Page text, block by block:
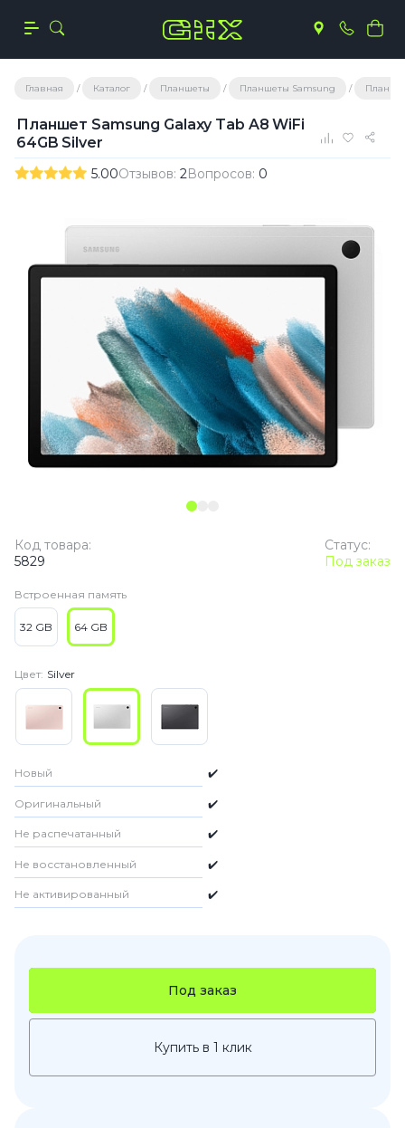
Главная Каталог Планшеты Планшеты Samsung
Планшет Samsung Galaxy Tab A8 WiFi
64GB Silver
5.00Отзывов: 2Вопросов: 0
Статус:
Под заказ
Код товара:
5829
Встроенная память
32 GB 64 GB
Цвет: Silver
Новый ✔️
Оригинальный ✔️
Не распечатанный ✔️
Не восстановленный ✔️
Не активированный ✔️
Под заказ
Купить в 1 клик